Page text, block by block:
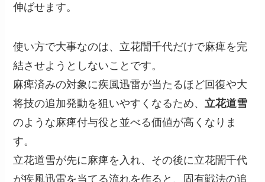
伸ばせます。
使い方で大事なのは、立花誾千代だけで麻痺を完
結させようとしないことです。
麻痺済みの対象に疾風迅雷が当たるほど回復や大
将技の追加発動を狙いやすくなるため、立花道雪
のような麻痺付与役と並べる価値が高くなりま
す。
立花道雪が先に麻痺を入れ、その後に立花誾千代
が疾風迅雷を当てる流れを作ると、固有戦法の追